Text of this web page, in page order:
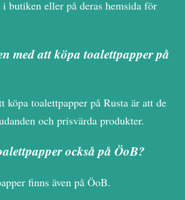
butiken eller på deras hemsida för
med att köpa toalettpapper på
köpa toalettpapper på Rusta är att de
och prisvärda produkter.
också på ÖoB?
finns även på ÖoB.